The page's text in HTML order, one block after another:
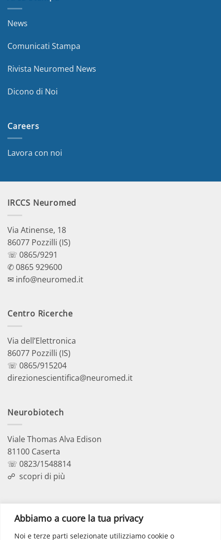
Abbiamo a cuore la tua privacy
Noi e terze parti selezionate utilizziamo cookie o
News
Comunicati Stampa
Rivista Neuromed News
Dicono di Noi
Careers
Lavora con noi
IRCCS Neuromed
Via Atinense, 18
86077 Pozzilli (IS)
☏ 0865/9291
✆ 0865 929600
✉ info@neuromed.it
Centro Ricerche
Via dell’Elettronica
86077 Pozzilli (IS)
☏ 0865/915204
direzionescientifica@neuromed.it
Neurobiotech
Viale Thomas Alva Edison
81100 Caserta
☏ 0823/1548814
☍ scopri di più
Via dell’Elettronica